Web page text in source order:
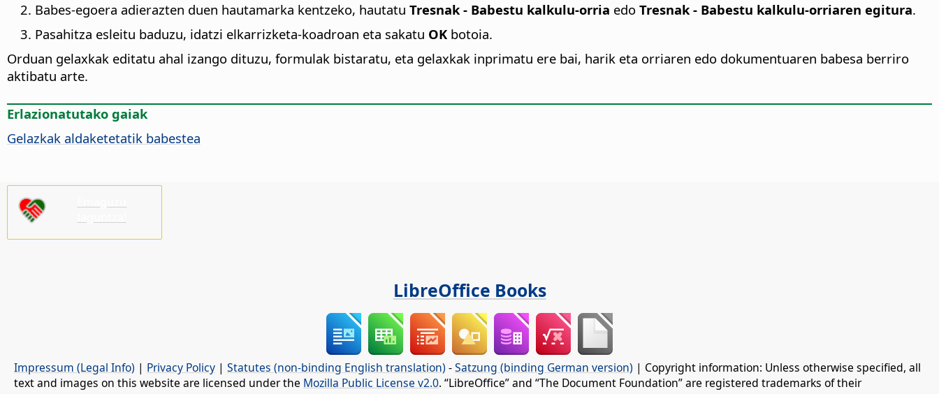
Babes-egoera adierazten duen hautamarka kentzeko, hautatu Tresnak - Babestu kalkulu-orria edo Tresnak - Babestu kalkulu-orriaren egitura.
Pasahitza esleitu baduzu, idatzi elkarrizketa-koadroan eta sakatu OK botoia.
Orduan gelaxkak editatu ahal izango dituzu, formulak bistaratu, eta gelaxkak inprimatu ere bai, harik eta orriaren edo dokumentuaren babesa berriro
aktibatu arte.
Erlazionatutako gaiak
Gelazkak aldaketetatik babestea
LibreOffice Books
Impressum (Legal Info) | Privacy Policy | Statutes (non-binding English translation) -Satzung (binding German version) | Copyright information: Unless otherwise specified, all
text and images on this website are licensed under the Mozilla Public License v2.0. “LibreOffice” and “The Document Foundation” are registered trademarks of their